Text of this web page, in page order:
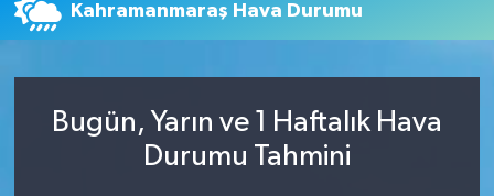
Kahramanmaraş Hava Durumu
Bugün, Yarın ve 1 Haftalık Hava
Durumu Tahmini
Gündem
Haber Arşivi